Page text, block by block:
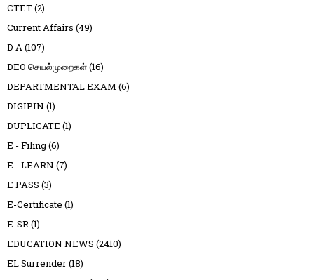
CTET(2)
Current Affairs (49)
D A (107)
DEO செயல்முறைகள்(16)
DEPARTMENTAL EXAM (6)
DIGIPIN (1)
DUPLICATE (1)
E - Filing(6)
E - LEARN (7)
E PASS (3)
E-Certificate (1)
E-SR (1)
EDUCATION NEWS (2410)
EL Surrender(18)